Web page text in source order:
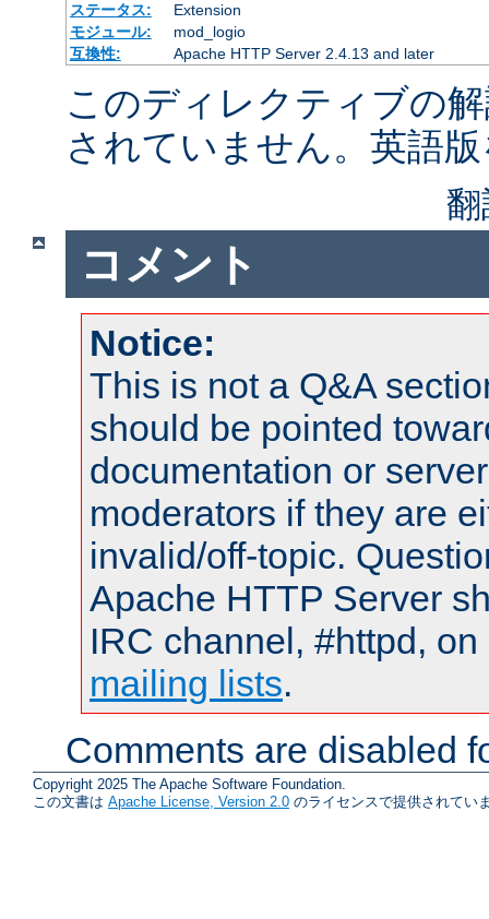
ステータス:
Extension
モジュール:
mod_logio
互換性:
Apache HTTP Server 2.4.13 and later
このディレクティブの
されていません。英語
コメント
Notice:
This is not a Q&A
should be pointed
documentation or
moderators if they are
invalid/off-topic.
Apache HTTP Server
IRC channel, #httpd,
mailing lists.
Comments are disabled
Copyright 2025 The Apache Software Foundation.
この文書は Apache License, Version 2.0 のライセンスで提供されてい